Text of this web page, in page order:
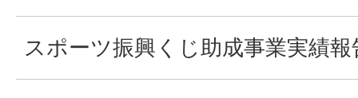
スポーツ振興くじ助成事業実績報